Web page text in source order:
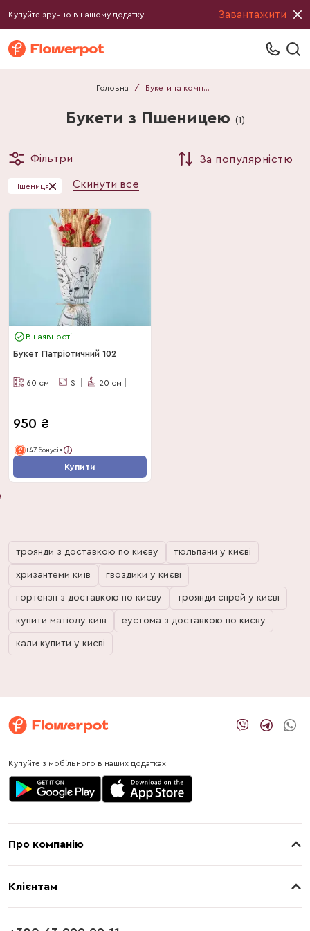
Купуйте зручно в нашому додатку Завантажити
Головна / Букети та композиції
Букети з Пшеницею (1 )
Фільтри За популярністю
Пшениця Скинути все
В наявності
Букет Патріотичний 102
60 см S 20 см
950 ₴
+47 бонусів
Купити
троянди з доставкою по києву тюльпани у києві
хризантеми київ гвоздики у києві
гортензії з доставкою по києву троянди спрей у києві
купити матіолу київ еустома з доставкою по києву
кали купити у києві
Купуйте з мобільного в наших додатках
Про компанію
Клієнтам